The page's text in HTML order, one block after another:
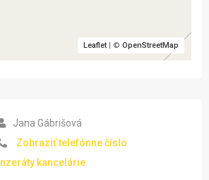
Leaflet| © OpenStreetMap
Jana Gábrišová
Zobraziť telefónne číslo
Inzeráty kancelárie